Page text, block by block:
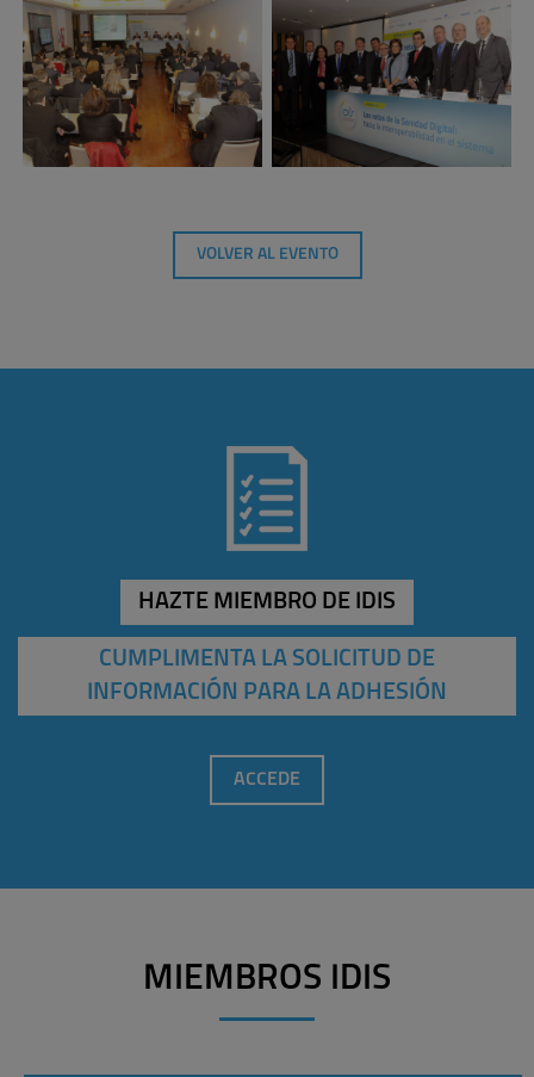
VOLVER AL EVENTO
HAZTE MIEMBRO DE IDIS
CUMPLIMENTA LA SOLICITUD DE
INFORMACIÓN PARA LA ADHESIÓN
ACCEDE
MIEMBROS IDIS